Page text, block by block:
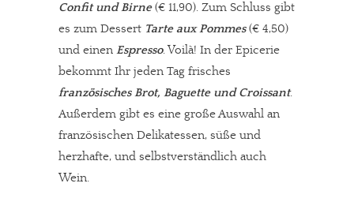
Confit und Birne(€ 11,90). Zum Schluss gibt
es zum Dessert Tarte aux Pommes(€ 4,50)
und einen Espresso. Voilà! In der Epicerie
bekommt Ihr jeden Tag frisches
französisches Brot, Baguette und Croissant.
Außerdem gibt es eine große Auswahl an
französischen Delikatessen, süße und
herzhafte, und selbstverständlich auch
Wein.